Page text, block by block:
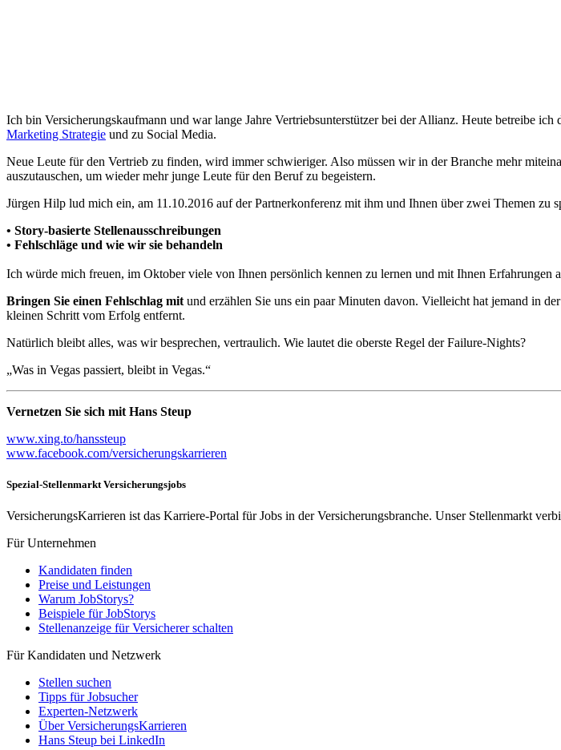
Ich bin Versicherungskaufmann und war lange Jahre Vertriebsunterstützer bei der Allianz. Heute betreibe
Marketing Strategie und zu Social Media.
Neue Leute für den Vertrieb zu finden, wird immer schwieriger. Also müssen wir in der Branche mehr
auszutauschen, um wieder mehr junge Leute für den Beruf zu begeistern.
Jürgen Hilp lud mich ein, am 11.10.2016 auf der Partnerkonferenz mit ihm und Ihnen über zwei Themen zu
• Story-basierte Stellenausschreibungen
• Fehlschläge und wie wir sie behandeln
Ich würde mich freuen, im Oktober viele von Ihnen persönlich kennen zu lernen und mit Ihnen Erfahrungen
Bringen Sie einen Fehlschlag mit und erzählen Sie uns ein paar Minuten davon. Vielleicht hat jemand in
kleinen Schritt vom Erfolg entfernt.
Natürlich bleibt alles, was wir besprechen, vertraulich. Wie lautet die oberste Regel der Failure-Nights?
„Was in Vegas passiert, bleibt in Vegas.“
Vernetzen Sie sich mit Hans Steup
www.xing.to/hanssteup
www.facebook.com/versicherungskarrieren
Spezial-Stellenmarkt Versicherungsjobs
VersicherungsKarrieren ist das Karriere-Portal für Jobs in der Versicherungsbranche. Unser Stellenmarkt
Für Unternehmen
Kandidaten finden
Preise und Leistungen
Warum JobStorys?
Beispiele für JobStorys
Stellenanzeige für Versicherer schalten
Für Kandidaten und Netzwerk
Stellen suchen
Tipps für Jobsucher
Experten-Netzwerk
Über VersicherungsKarrieren
Hans Steup bei LinkedIn